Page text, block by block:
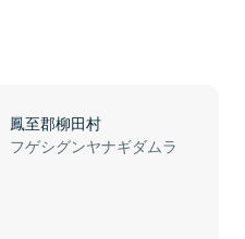
鳳至郡柳田村
フゲシグンヤナギダムラ